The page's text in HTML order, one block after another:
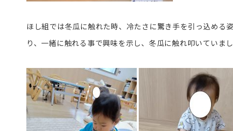
ほし組では冬瓜に触れた時、冷たさに驚き手を引っ込め
り、一緒に触れる事で興味を示し、冬瓜に触れ叩いていまし